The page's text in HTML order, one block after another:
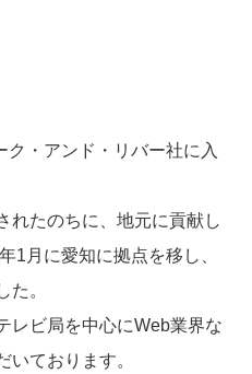
・アンド・リバー社に入
れたのちに、地元に貢献し
1月に愛知に拠点を移し、
た。
レビ局を中心にWeb業界な
いております。